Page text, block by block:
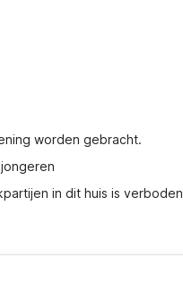
worden gebracht.
in dit huis is verboden